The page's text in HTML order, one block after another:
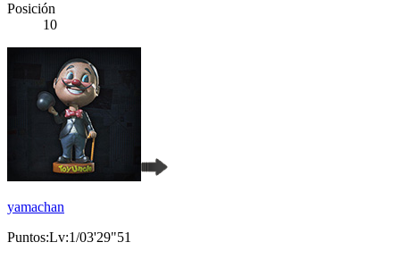
Posición
10
yamachan
Puntos:Lv:1/03'29"51